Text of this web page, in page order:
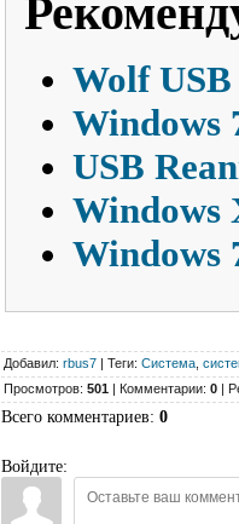
Wolf
Windows
USB
Windows
Windows
Добавил: rbus7 | Теги: Система
Просмотров: 501 | Комментарии: 0 |
Всего комментариев: 0
Войдите: